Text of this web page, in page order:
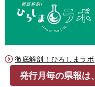
徹底解剖！ひろしまラボ
発行月毎の県報